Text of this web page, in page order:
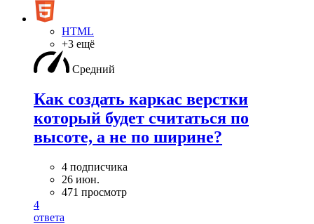
HTML
+3 ещё
Средний
Как создать каркас верстки
который будет считаться по
высоте, а не по ширине?
4 подписчика
26 июн.
471 просмотр
4
ответа